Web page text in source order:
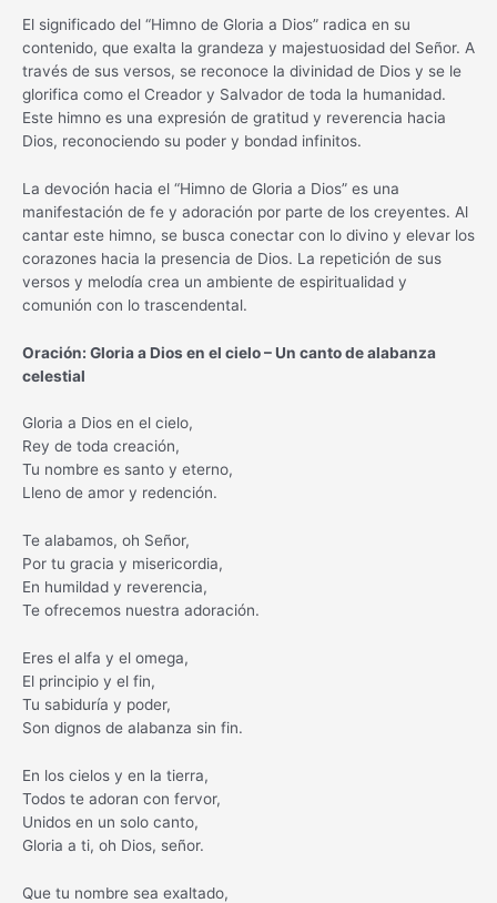
El significado del “Himno de Gloria a Dios” radica en su
contenido, que exalta la grandeza y majestuosidad del Señor. A
través de sus versos, se reconoce la divinidad de Dios y se le
glorifica como el Creador y Salvador de toda la humanidad.
Este himno es una expresión de gratitud y reverencia hacia
Dios, reconociendo su poder y bondad infinitos.
La devoción hacia el “Himno de Gloria a Dios” es una
manifestación de fe y adoración por parte de los creyentes. Al
cantar este himno, se busca conectar con lo divino y elevar los
corazones hacia la presencia de Dios. La repetición de sus
versos y melodía crea un ambiente de espiritualidad y
comunión con lo trascendental.
Oración: Gloria a Dios en el cielo – Un canto de alabanza
celestial
Gloria a Dios en el cielo,
Rey de toda creación,
Tu nombre es santo y eterno,
Lleno de amor y redención.
Te alabamos, oh Señor,
Por tu gracia y misericordia,
En humildad y reverencia,
Te ofrecemos nuestra adoración.
Eres el alfa y el omega,
El principio y el fin,
Tu sabiduría y poder,
Son dignos de alabanza sin fin.
En los cielos y en la tierra,
Todos te adoran con fervor,
Unidos en un solo canto,
Gloria a ti, oh Dios, señor.
Que tu nombre sea exaltado,